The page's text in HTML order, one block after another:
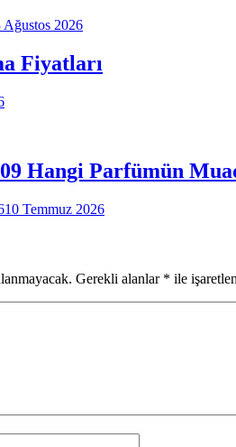
Ağustos 2026
Fiyatları
Hangi Parfümün
10 Temmuz 2026
Gerekli alanlar * ile